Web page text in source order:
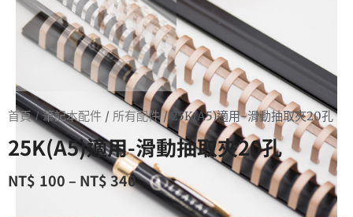
首頁/筆記本配件 / 所有配件/ 25K(A5)適用-滑動抽取夾20孔
25K(A5)適用-滑動抽取夾20孔
NT$ 100– NT$340